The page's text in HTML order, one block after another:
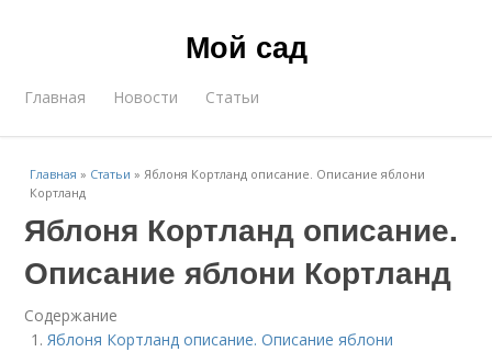
Мой сад
Главная Новости Статьи
Главная » Статьи »Яблоня Кортланд описание. Описание яблони
Кортланд
Яблоня Кортланд описание.
Описание яблони Кортланд
Содержание
Яблоня Кортланд описание. Описание яблони